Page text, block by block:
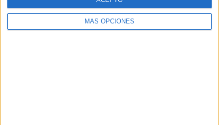
MÁS OPCIONES